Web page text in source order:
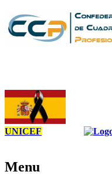
UNICEF
Menu